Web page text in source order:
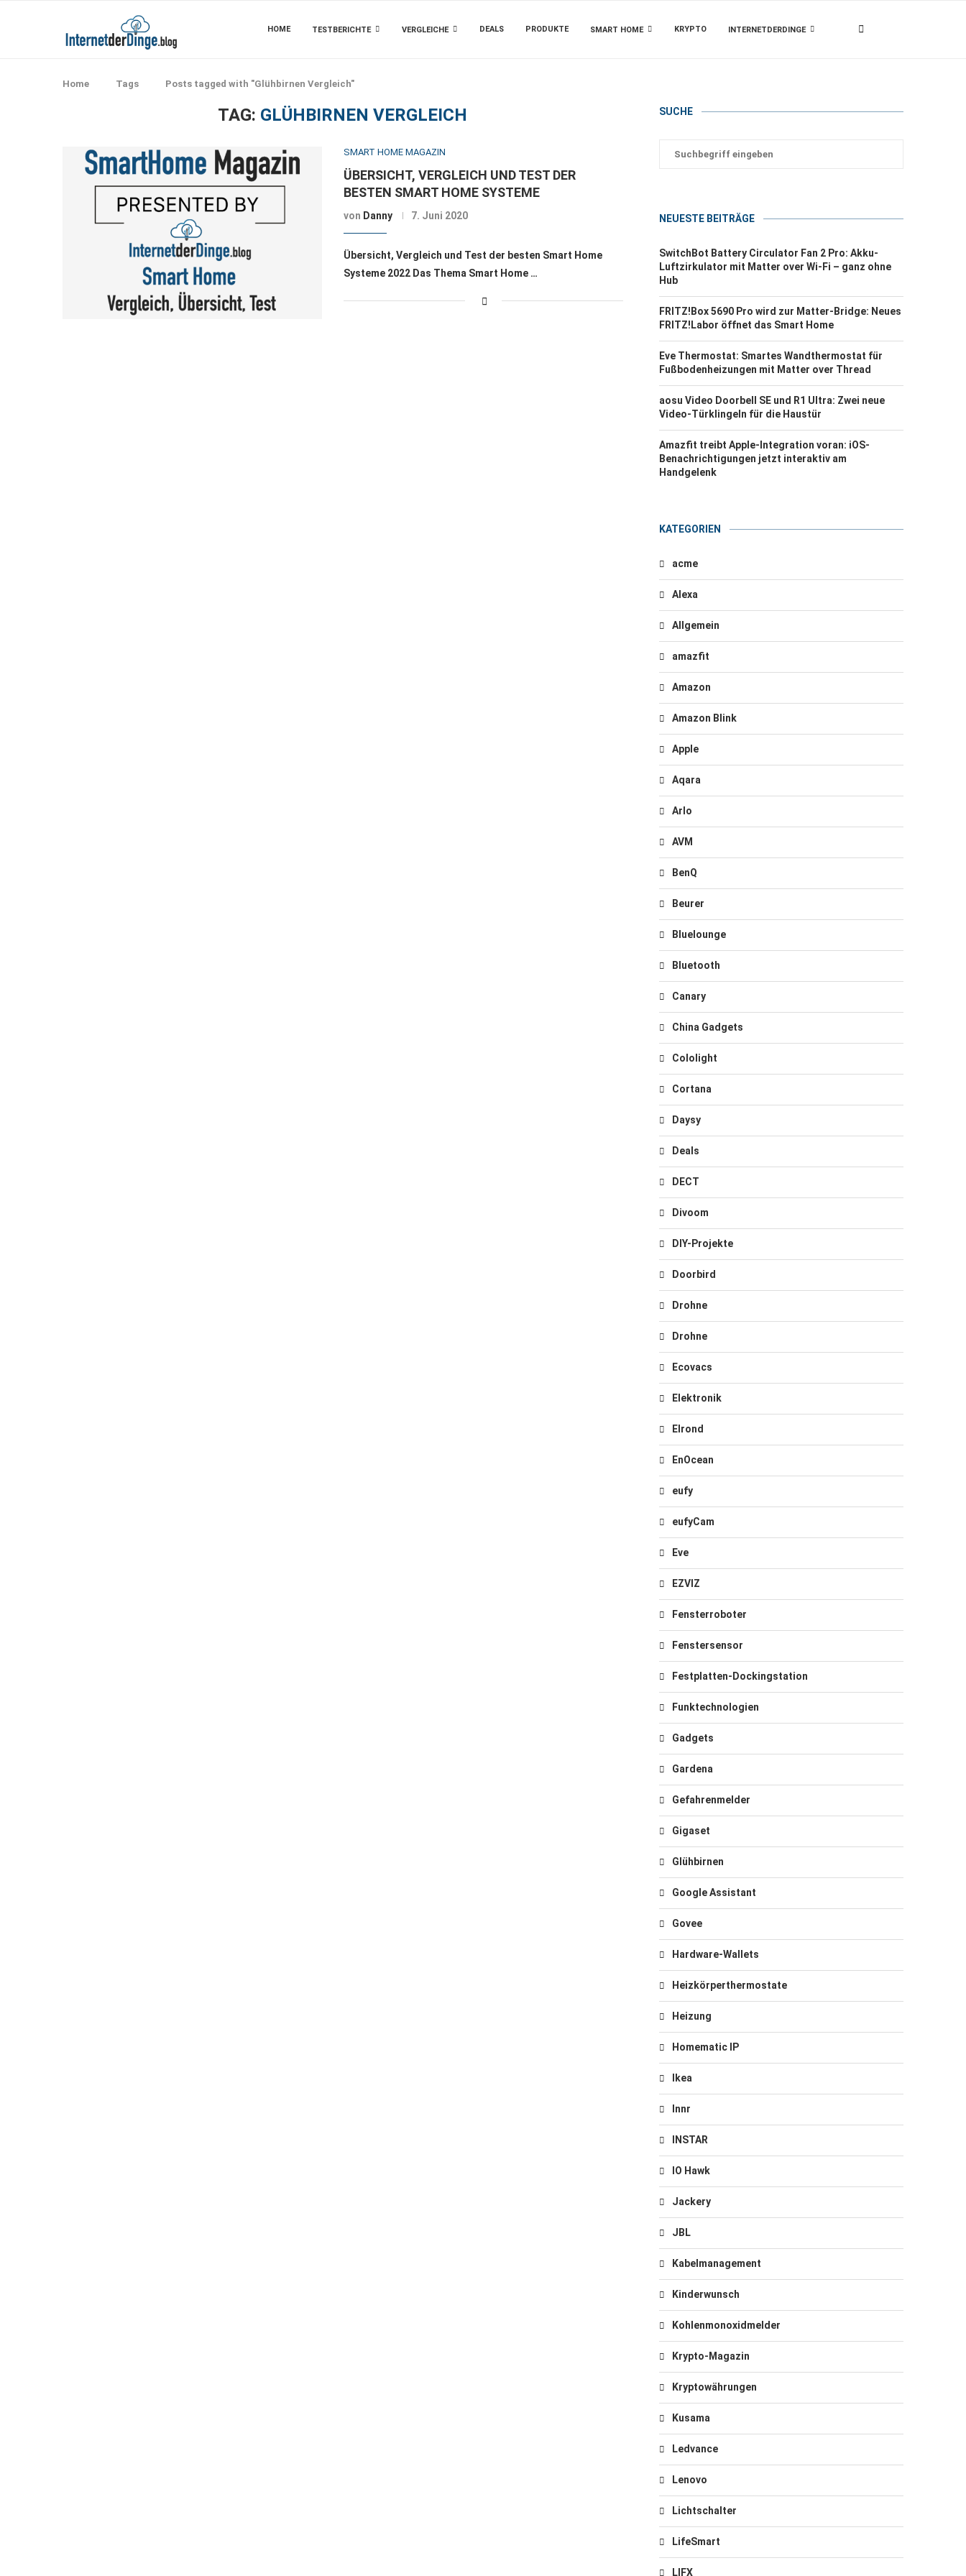
HOME TESTBERICHTE VERGLEICHE DEALS PRODUKTE SMART HOME KRYPTO INTERNETDERDINGE
Home Tags Posts tagged with "Glühbirnen Vergleich"
TAG: GLÜHBIRNEN VERGLEICH
SMART HOME MAGAZIN
ÜBERSICHT, VERGLEICH UND TEST DER
BESTEN SMART HOME SYSTEME
von Danny 7. Juni 2020
Übersicht, Vergleich und Test der besten Smart Home
Systeme 2022 Das Thema Smart Home …
SUCHE
NEUESTE BEITRÄGE
SwitchBot Battery Circulator Fan 2 Pro: Akku-
Luftzirkulator mit Matter over Wi-Fi – ganz ohne
Hub
FRITZ!Box 5690 Pro wird zur Matter-Bridge: Neues
FRITZ!Labor öffnet das Smart Home
Eve Thermostat: Smartes Wandthermostat für
Fußbodenheizungen mit Matter over Thread
aosu Video Doorbell SE und R1 Ultra: Zwei neue
Video-Türklingeln für die Haustür
Amazfit treibt Apple-Integration voran: iOS-
Benachrichtigungen jetzt interaktiv am
Handgelenk
KATEGORIEN
acme
Alexa
Allgemein
amazfit
Amazon
Amazon Blink
Apple
Aqara
Arlo
AVM
BenQ
Beurer
Bluelounge
Bluetooth
Canary
China Gadgets
Cololight
Cortana
Daysy
Deals
DECT
Divoom
DIY-Projekte
Doorbird
Drohne
Drohne
Ecovacs
Elektronik
Elrond
EnOcean
eufy
eufyCam
Eve
EZVIZ
Fensterroboter
Fenstersensor
Festplatten-Dockingstation
Funktechnologien
Gadgets
Gardena
Gefahrenmelder
Gigaset
Glühbirnen
Google Assistant
Govee
Hardware-Wallets
Heizkörperthermostate
Heizung
Homematic IP
Ikea
Innr
INSTAR
IO Hawk
Jackery
JBL
Kabelmanagement
Kinderwunsch
Kohlenmonoxidmelder
Krypto-Magazin
Kryptowährungen
Kusama
Ledvance
Lenovo
Lichtschalter
LifeSmart
LIFX